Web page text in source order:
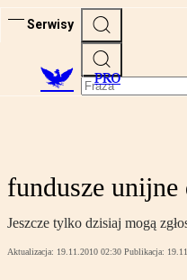
Serwisy
PRO
fundusze unijne
Jeszcze tylko dzisiaj mogą
Aktualizacja: 19.11.2010 02:30 Publikacja: